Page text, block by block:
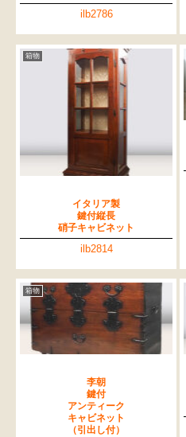
ilb2786
箱物
イタリア製
鍵付縦長
硝子キャビネット
ilb2814
箱物
李朝
鍵付
アンティーク
キャビネット
（引出し付）